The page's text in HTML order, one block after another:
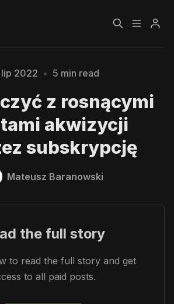
Bezpłatny kurs o
Strefa Premium
enter at least 3 characters
2022 • 5 min read
z rosnącymi
akwizycji
subskrypcję
Mateusz Baranowski
the full story
to read the full story and get
to all paid posts.